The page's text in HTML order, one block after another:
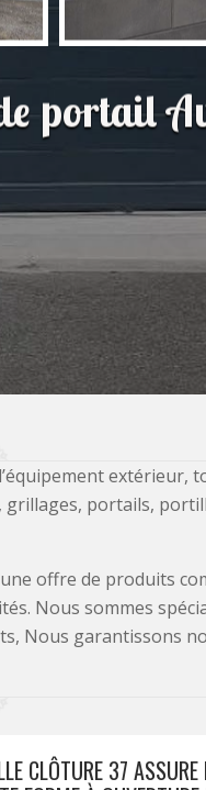
portail
extérieur,
grillages, portails,
offre de produits
Nous sommes
Nous garantissons
CLÔTURE 37